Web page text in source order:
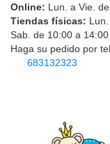
Online: Lun. a Vie.
Tiendas físicas:
Sab. de 10:00 a
Haga su pedido por
683132323